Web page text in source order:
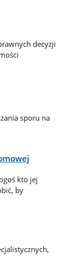
decyzji
sporu na
kto jej
by